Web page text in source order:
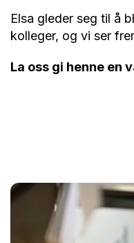
Elsa gleder seg til å
kolleger, og vi ser
La oss gi henne en